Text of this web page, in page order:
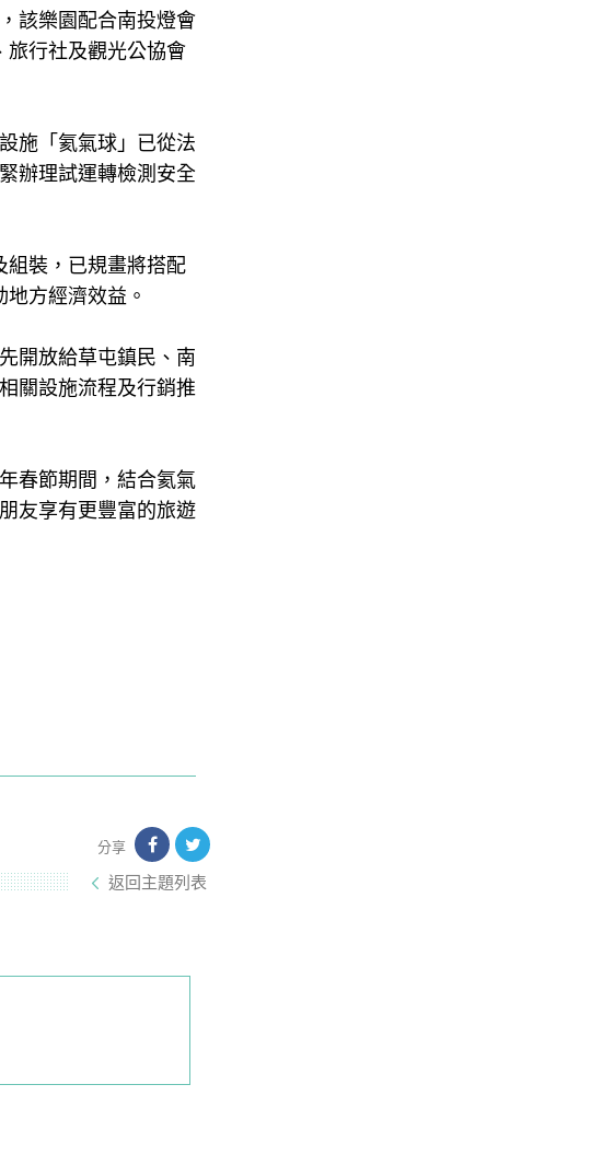
該樂園配合南投燈會
旅行社及觀光公協會
施「氦氣球」已從法
辦理試運轉檢測安全
組裝，已規畫將搭配
方經濟效益。
開放給草屯鎮民、南
關設施流程及行銷推
春節期間，結合氦氣
友享有更豐富的旅遊
分享
返回主題列表